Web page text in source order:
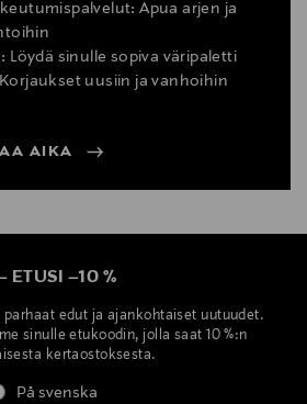
Apua arjen ja
Löydä sinulle sopiva väripaletti
uusiin ja vanhoihin
AIKA
ETUSI –10 %
edut ja ajankohtaiset uutuudet.
sinulle etukoodin, jolla saat 10 %:n
kertaostoksesta.
På svenska